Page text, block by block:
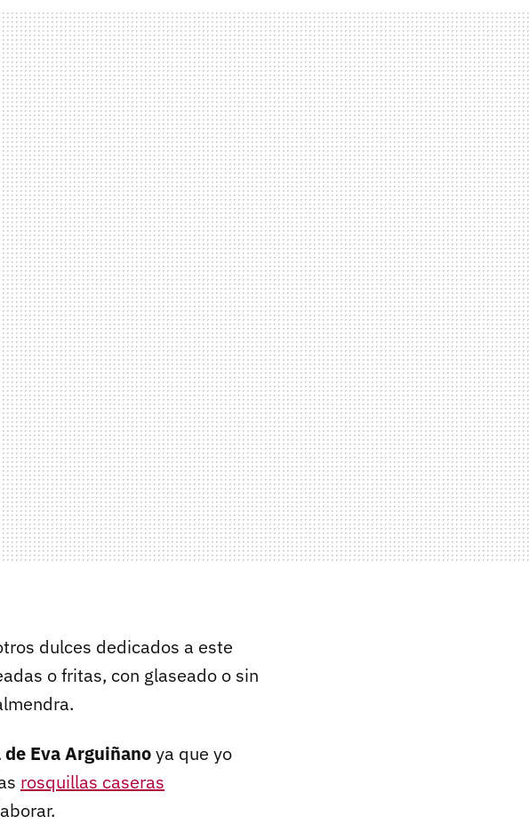
dulces dedicados a este
o fritas, con glaseado o sin
Eva Arguiñanoya que yo
rosquillas caseras